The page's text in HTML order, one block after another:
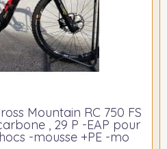
Mountain RC 750 FS
, 29 P -EAP pour
-mousse +PE -mo